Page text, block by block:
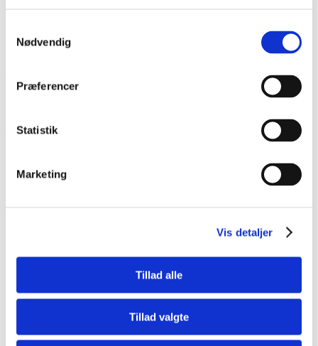
Nødvendig
Præferencer
Statistik
Marketing
Vis detaljer
Tillad alle
Tillad valgte
hjemmesiden ved at indsamle og rapportere oplysninger anonymt.
Denne hjemmeside anvender Google Analytics til statistik.
medier. Hensigten er at vise videoer og annoncer, der er relevante og
engagerende for den enkelte bruger, og værdifulde for udgivere og
Denne hjemmeside anvender hverken
Det er altid muligt at slette cookies. Bruger du flere Internet-
blokerer cookies, kan du samtidig risikere, at hjemmesiden ikke
fungerer optimalt, samt at der er indhold, som du ikke kan få adgang